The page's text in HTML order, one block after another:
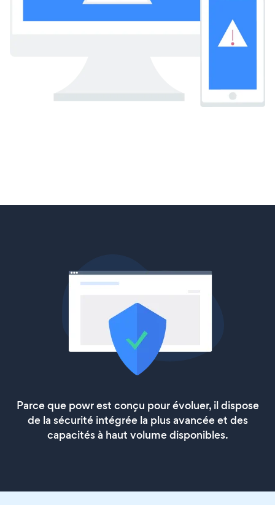
Parce que powr est conçu pour évoluer, il dispose
de la sécurité intégrée la plus avancée et des
capacités à haut volume disponibles.